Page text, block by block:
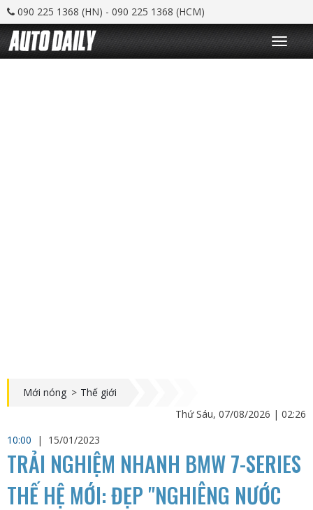
090 225 1368 (HN) - 090 225 1368 (HCM)
T
o
g
Mới nóng > Thế giới
Thứ Sáu, 07/08/2026 | 02:26
10:00
| 15/01/2023
TRẢI NGHIỆM NHANH BMW 7-SERIES
THẾ HỆ MỚI: ĐẸP "NGHIÊNG NƯỚC